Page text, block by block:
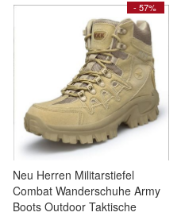
- 57%
Neu Herren Militarstiefel
Combat Wanderschuhe Army
Boots Outdoor Taktische